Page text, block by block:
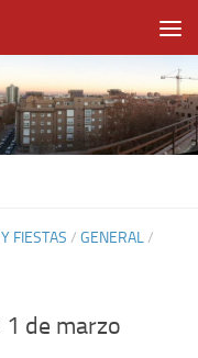
FIESTAS / GENERAL/
1 de marzo